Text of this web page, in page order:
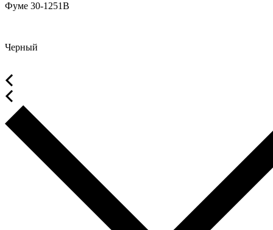
Фуме 30-1251В
Черный